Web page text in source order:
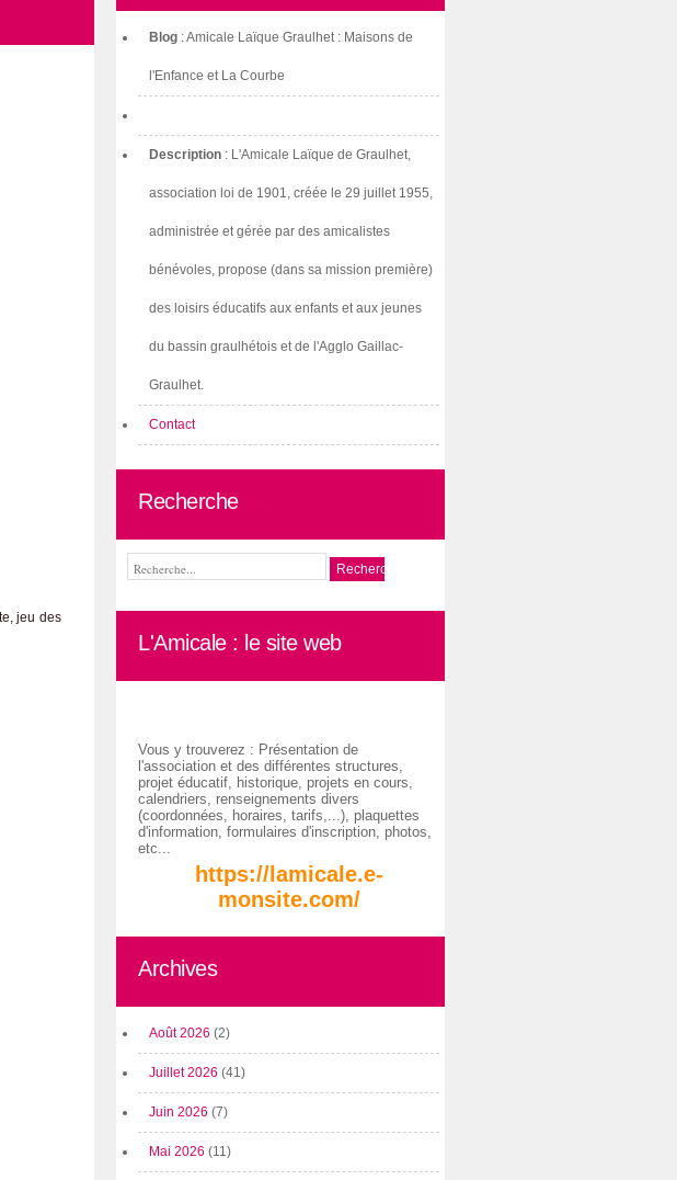
jeu des
Blog : Amicale Laïque Graulhet : Maisons de
l'Enfance et La Courbe
Description : L'Amicale Laïque de Graulhet,
association loi de 1901, créée le 29 juillet 1955,
administrée et gérée par des amicalistes
bénévoles, propose (dans sa mission première)
des loisirs éducatifs aux enfants et aux jeunes
du bassin graulhétois et de l'Agglo Gaillac-
Graulhet.
Contact
Recherche
L'Amicale : le site web
Vous y trouverez : Présentation de
l'association et des différentes structures,
projet éducatif, historique, projets en cours,
calendriers, renseignements divers
(coordonnées, horaires, tarifs,...), plaquettes
d'information, formulaires d'inscription, photos,
etc...
https://lamicale.e-
monsite.com/
Archives
Août 2026 (2)
Juillet 2026 (41)
Juin 2026 (7)
Mai 2026 (11)